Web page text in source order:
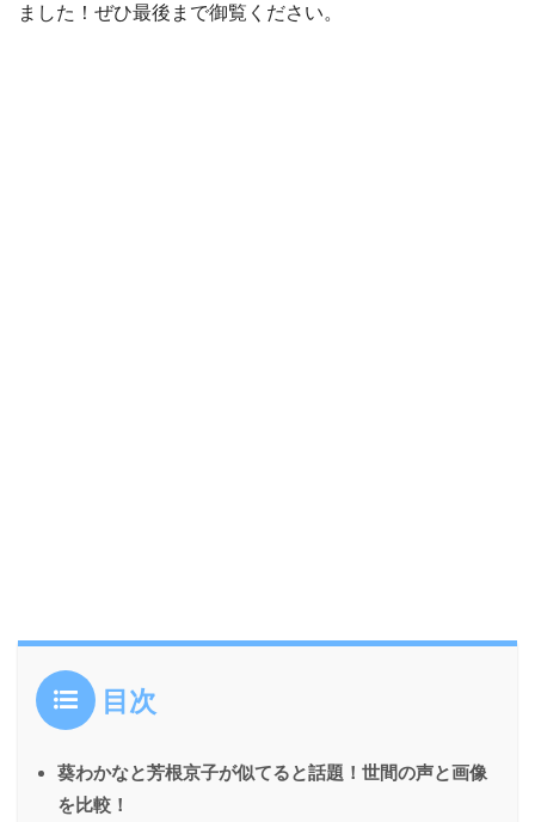
ました！ぜひ最後まで御覧ください。
目次
葵わかなと芳根京子が似てると話題！世間の声と画像
を比較！